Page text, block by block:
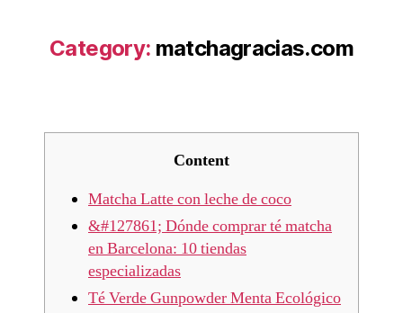
Category: matchagracias.com
Content
Matcha Latte con leche de coco
&#127861; Dónde comprar té matcha
en Barcelona: 10 tiendas
especializadas
Té Verde Gunpowder Menta Ecológico